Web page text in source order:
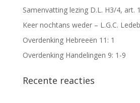
Samenvatting lezing D.L. H3/4, art.
Keer nochtans weder – L.G.C.
Overdenking Hebreeën 11: 1
Overdenking Handelingen 9: 1-9
Recente reacties